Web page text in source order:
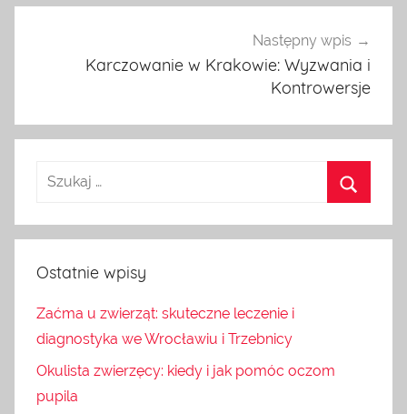
Następny wpis
Karczowanie w Krakowie: Wyzwania i
Kontrowersje
Ostatnie wpisy
Zaćma u zwierząt: skuteczne leczenie i
diagnostyka we Wrocławiu i Trzebnicy
Okulista zwierzęcy: kiedy i jak pomóc oczom
pupila